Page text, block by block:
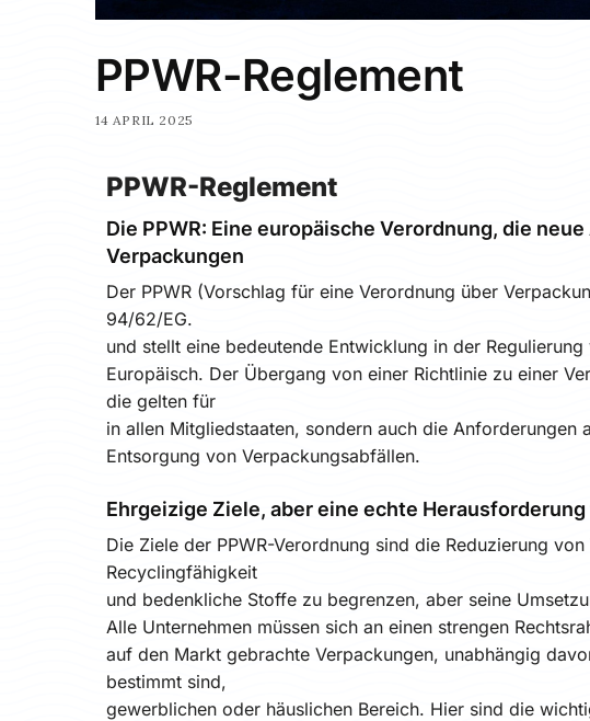
PPWR-Reglement
14 APRIL 2025
PPWR-Reglement
Die PPWR: Eine europäische Verordnung, die
Verpackungen
Der PPWR (Vorschlag für eine Verordnung über
94/62/EG.
und stellt eine bedeutende Entwicklung in der
Europäisch. Der Übergang von einer Richtlinie zu einer
die gelten für
in allen Mitgliedstaaten, sondern auch die Anforderungen
Entsorgung von Verpackungsabfällen.
Ehrgeizige Ziele, aber eine echte
Die Ziele der PPWR-Verordnung sind die Reduzierung
Recyclingfähigkeit
und bedenkliche Stoffe zu begrenzen, aber seine
Alle Unternehmen müssen sich an einen strengen
auf den Markt gebrachte Verpackungen, unabhängig
bestimmt sind,
gewerblichen oder häuslichen Bereich. Hier sind die